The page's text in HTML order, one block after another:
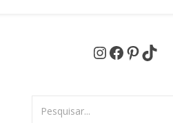
Instagram
Facebook
Pinterest
TikTok